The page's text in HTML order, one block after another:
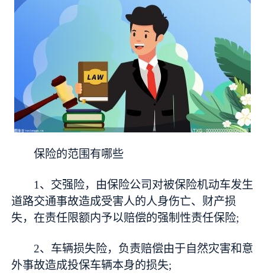
保险的范围有哪些
1、交强险，由保险公司对被保险机动车发生
道路交通事故造成受害人的人身伤亡、财产损
失，在责任限额内予以赔偿的强制性责任保险;
2、车辆损失险，负责赔偿由于自然灾害和意
外事故造成投保车辆本身的损失;